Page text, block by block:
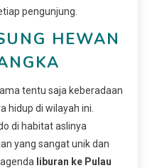
pengunjung.
HEWAN
tentu saja keberadaan
hidup di wilayah ini.
di habitat aslinya
yang sangat unik dan
liburan ke Pulau